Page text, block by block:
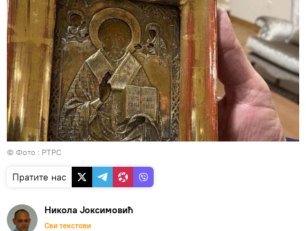
© Фото : РТРС
Пратите нас
Никола Јоксимовић
Сви текстови